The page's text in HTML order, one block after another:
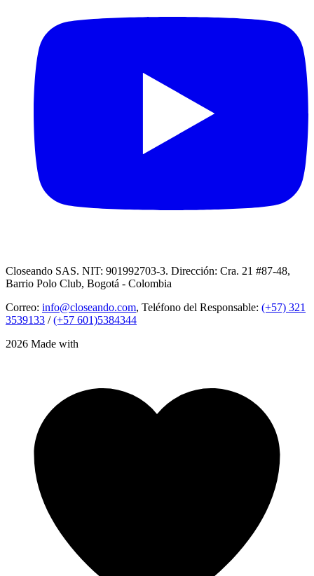
Closeando SAS. NIT: 901992703-3. Dirección: Cra. 21 #87-48,
Barrio Polo Club, Bogotá - Colombia
Correo: info@closeando.com, Teléfono del Responsable: (+57) 321
3539133 /(+57 601)5384344
2026 Made with